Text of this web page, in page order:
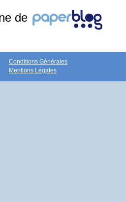
de
Conditions Générales
Mentions Légales